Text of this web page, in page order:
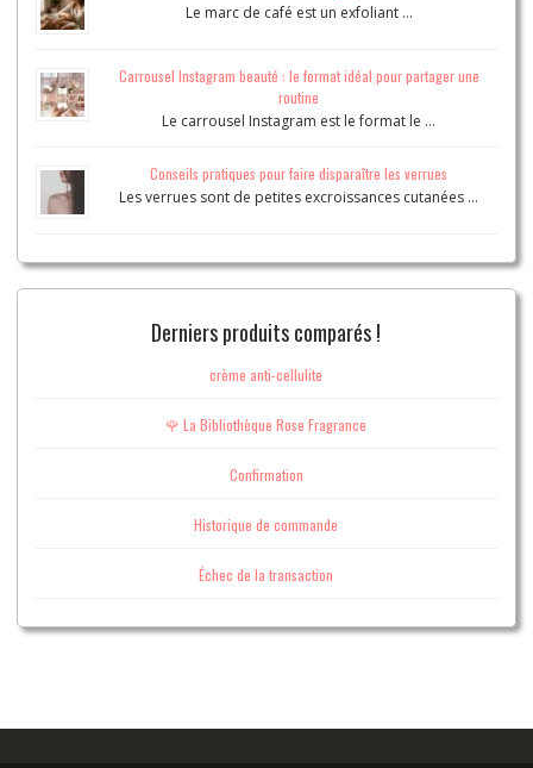
Le marc de café est un exfoliant …
Carrousel Instagram beauté : le format idéal pour partager une
routine
Le carrousel Instagram est le format le …
Conseils pratiques pour faire disparaître les verrues
Les verrues sont de petites excroissances cutanées …
Derniers produits comparés !
crème anti-cellulite
🌹 La Bibliothèque Rose Fragrance
Confirmation
Historique de commande
Échec de la transaction